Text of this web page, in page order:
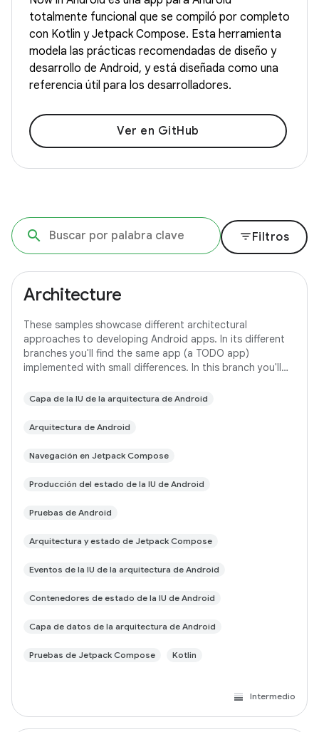
totalmente funcional que se compiló por completo
con Kotlin y Jetpack Compose. Esta herramienta
modela las prácticas recomendadas de diseño y
desarrollo de Android, y está diseñada como una
referencia útil para los desarrolladores.
Ver en GitHub
filter_listFiltros
Architecture
These samples showcase different architectural
approaches to developing Android apps. In its different
branches you'll find the same app (a TODO app)
implemented with small differences. In this branch you'll
Capa de la IU de la arquitectura de Android
Arquitectura de Android
Navegación en Jetpack Compose
Producción del estado de la IU de Android
Pruebas de Android
Arquitectura y estado de Jetpack Compose
Eventos de la IU de la arquitectura de Android
Contenedores de estado de la IU de Android
Capa de datos de la arquitectura de Android
Pruebas de Jetpack Compose Kotlin
Intermedio